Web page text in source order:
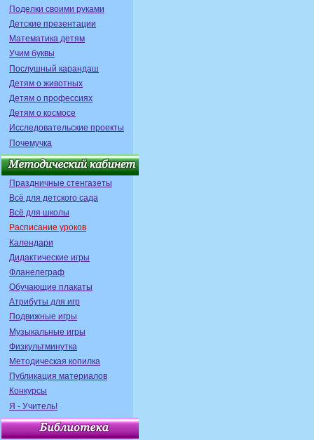
Поделки своими руками
Детские презентации
Математика детям
Учим буквы
Послушный карандаш
Детям о животных
Детям о профессиях
Детям о космосе
Исследовательские проекты
Почемучка
Праздничные стенгазеты
Всё для детского сада
Всё для школы
Расписание уроков
Календари
Дидактические игры
Фланелеграф
Обучающие плакаты
Атрибуты для игр
Подвижные игры
Музыкальные игры
Физкультминутка
Методическая копилка
Публикация материалов
Конкурсы
Я - Учитель!